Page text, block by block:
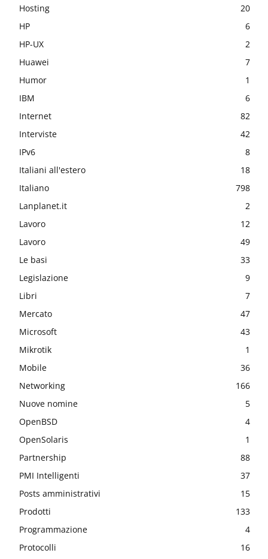
Hosting
20
HP
6
HP-UX
2
Huawei
7
Humor
1
IBM
6
Internet
82
Interviste
42
IPv6
8
Italiani all'estero
18
Italiano
798
Lanplanet.it
2
Lavoro
12
Lavoro
49
Le basi
33
Legislazione
9
Libri
7
Mercato
47
Microsoft
43
Mikrotik
1
Mobile
36
Networking
166
Nuove nomine
5
OpenBSD
4
OpenSolaris
1
Partnership
88
PMI Intelligenti
37
Posts amministrativi
15
Prodotti
133
Programmazione
4
Protocolli
16